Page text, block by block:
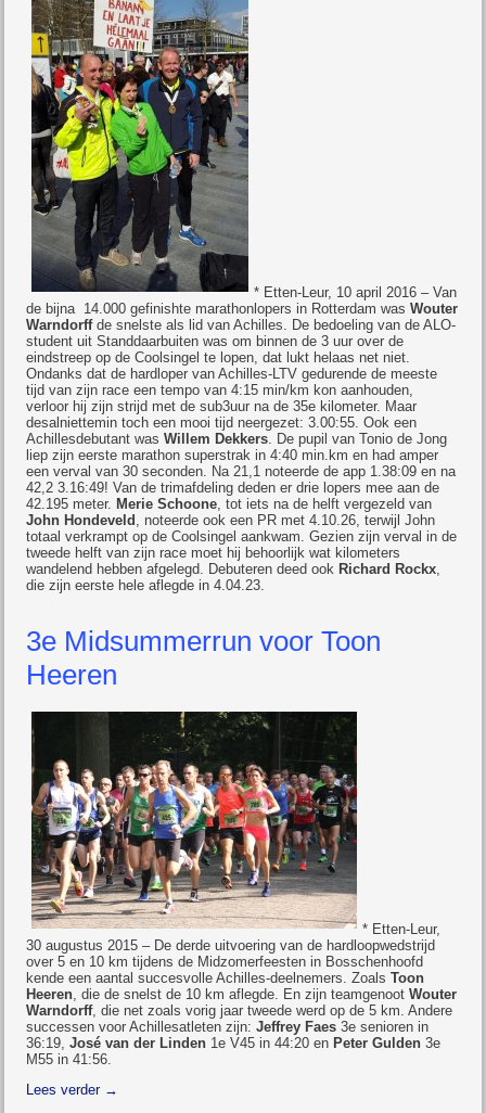
* Etten-Leur, 10 april 2016 – Van
de bijna 14.000 gefinishte marathonlopers in Rotterdam wasWouter
Warndorffde snelste als lid van Achilles. De bedoeling van de ALO-
student uit Standdaarbuiten was om binnen de 3 uur over de
eindstreep op de Coolsingel te lopen, dat lukt helaas net niet.
Ondanks dat de hardloper van Achilles-LTV gedurende de meeste
tijd van zijn race een tempo van 4:15 min/km kon aanhouden,
verloor hij zijn strijd met de sub3uur na de 35e kilometer. Maar
desalniettemin toch een mooi tijd neergezet: 3.00:55. Ook een
Achillesdebutant wasWillem Dekkers. De pupil van Tonio de Jong
liep zijn eerste marathon superstrak in 4:40 min.km en had amper
een verval van 30 seconden. Na 21,1 noteerde de app 1.38:09 en na
42,2 3.16:49! Van de trimafdeling deden er drie lopers mee aan de
42.195 meter. Merie Schoone, tot iets na de helft vergezeld van
John Hondeveld , noteerde ook een PR met 4.10.26, terwijl John
totaal verkrampt op de Coolsingel aankwam. Gezien zijn verval in de
tweede helft van zijn race moet hij behoorlijk wat kilometers
wandelend hebben afgelegd. Debuteren deed ook Richard Rockx,
die zijn eerste hele aflegde in 4.04.23.
3e Midsummerrun voor Toon
Heeren
* Etten-Leur,
30 augustus 2015 – De derde uitvoering van de hardloopwedstrijd
over 5 en 10 km tijdens de Midzomerfeesten in Bosschenhoofd
kende een aantal succesvolle Achilles-deelnemers. ZoalsToon
Heeren, die de snelst de 10 km aflegde. En zijn teamgenootWouter
Warndorff, die net zoals vorig jaar tweede werd op de 5 km. Andere
successen voor Achillesatleten zijn: Jeffrey Faes 3e senioren in
36:19,José van der Linden 1e V45 in 44:20 en Peter Gulden 3e
M55 in 41:56.
Lees verder →